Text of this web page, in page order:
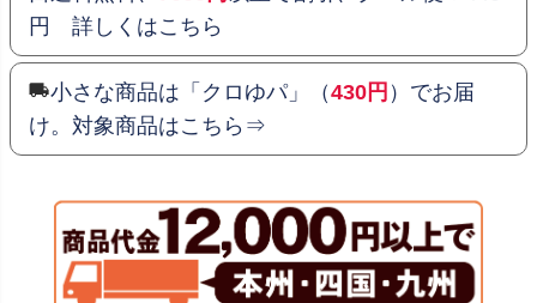
円 詳しくはこちら
小さな商品は「クロゆパ」（430円 ）でお届
け。対象商品はこちら⇒